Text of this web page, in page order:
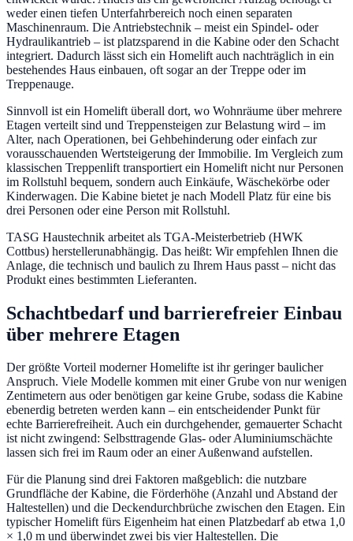
weder einen tiefen Unterfahrbereich noch einen separaten
Maschinenraum. Die Antriebstechnik – meist ein Spindel- oder
Hydraulikantrieb – ist platzsparend in die Kabine oder den Schacht
integriert. Dadurch lässt sich ein Homelift auch nachträglich in ein
bestehendes Haus einbauen, oft sogar an der Treppe oder im
Treppenauge.
Sinnvoll ist ein Homelift überall dort, wo Wohnräume über mehrere
Etagen verteilt sind und Treppensteigen zur Belastung wird – im
Alter, nach Operationen, bei Gehbehinderung oder einfach zur
vorausschauenden Wertsteigerung der Immobilie. Im Vergleich zum
klassischen Treppenlift transportiert ein Homelift nicht nur Personen
im Rollstuhl bequem, sondern auch Einkäufe, Wäschekörbe oder
Kinderwagen. Die Kabine bietet je nach Modell Platz für eine bis
drei Personen oder eine Person mit Rollstuhl.
TASG Haustechnik arbeitet als TGA-Meisterbetrieb (HWK
Cottbus) herstellerunabhängig. Das heißt: Wir empfehlen Ihnen die
Anlage, die technisch und baulich zu Ihrem Haus passt – nicht das
Produkt eines bestimmten Lieferanten.
Schachtbedarf und barrierefreier Einbau
über mehrere Etagen
Der größte Vorteil moderner Homelifte ist ihr geringer baulicher
Anspruch. Viele Modelle kommen mit einer Grube von nur wenigen
Zentimetern aus oder benötigen gar keine Grube, sodass die Kabine
ebenerdig betreten werden kann – ein entscheidender Punkt für
echte Barrierefreiheit. Auch ein durchgehender, gemauerter Schacht
ist nicht zwingend: Selbsttragende Glas- oder Aluminiumschächte
lassen sich frei im Raum oder an einer Außenwand aufstellen.
Für die Planung sind drei Faktoren maßgeblich: die nutzbare
Grundfläche der Kabine, die Förderhöhe (Anzahl und Abstand der
Haltestellen) und die Deckendurchbrüche zwischen den Etagen. Ein
typischer Homelift fürs Eigenheim hat einen Platzbedarf ab etwa 1,0
× 1,0 m und überwindet zwei bis vier Haltestellen. Die